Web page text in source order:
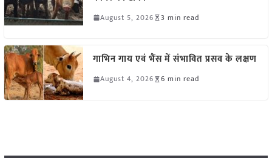
August 5, 2026 3 min read
गाभिन गाय एवं भैंस में संभावित प्रसव के लक्षण
August 4, 2026 6 min read